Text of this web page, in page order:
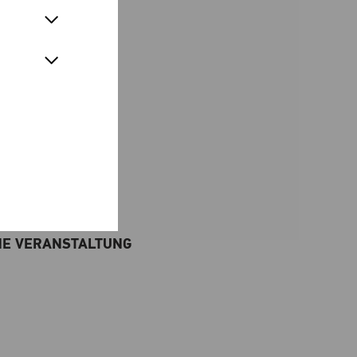
Schallaburg
VERANSTALTUNG